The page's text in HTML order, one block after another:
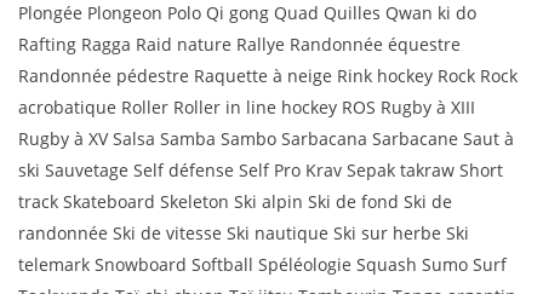
Plongée Plongeon Polo Qi gong Quad Quilles Qwan ki do
Rafting Ragga Raid nature Rallye Randonnée équestre
Randonnée pédestre Raquette à neige Rink hockey Rock Rock
acrobatique Roller Roller in line hockey ROS Rugby à XIII
Rugby à XV Salsa Samba Sambo Sarbacana Sarbacane Saut à
ski Sauvetage Self défense Self Pro Krav Sepak takraw Short
track Skateboard Skeleton Ski alpin Ski de fond Ski de
randonnée Ski de vitesse Ski nautique Ski sur herbe Ski
telemark Snowboard Softball Spéléologie Squash Sumo Surf